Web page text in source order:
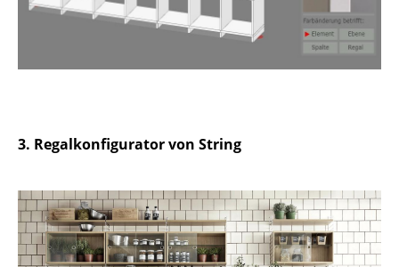
Aufbewahrungsboxen
Kissen
Vorhänge
... alle Accessoires
3. Regalkonfigurator von String